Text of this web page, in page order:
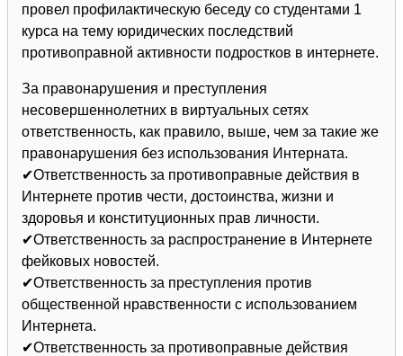
провел профилактическую беседу со студентами 1
курса на тему юридических последствий
противоправной активности подростков в интернете.
За правонарушения и преступления
несовершеннолетних в виртуальных сетях
ответственность, как правило, выше, чем за такие же
правонарушения без использования Интерната.
✔Ответственность за противоправные действия в
Интернете против чести, достоинства, жизни и
здоровья и конституционных прав личности.
✔Ответственность за распространение в Интернете
фейковых новостей.
✔Ответственность за преступления против
общественной нравственности с использованием
Интернета.
✔Ответственность за противоправные действия